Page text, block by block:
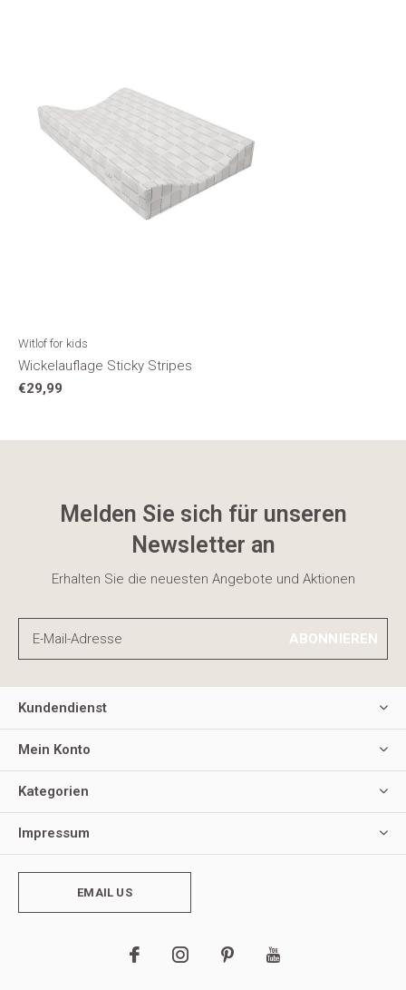
Witlof for kids
Wickelauflage Sticky Stripes
€29,99
Melden Sie sich für unseren
Newsletter an
Erhalten Sie die neuesten Angebote und Aktionen
ABONNIEREN
Kundendienst
Mein Konto
Kategorien
Impressum
EMAIL US